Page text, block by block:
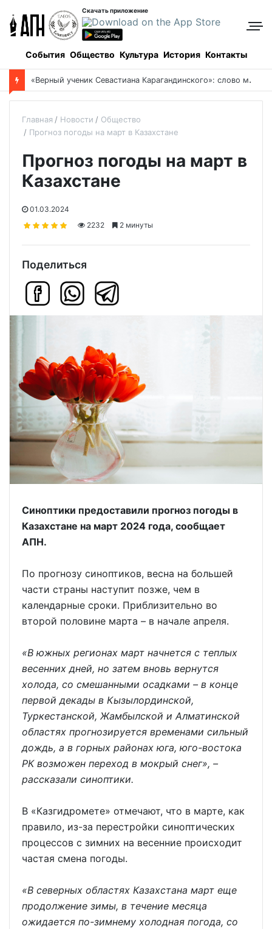
Скачать приложение
События Общество Культура История Контакты
Боровое: когда и как все начиналось, и кто все начинал
Главная Новости
Общество
Прогноз погоды на март в Казахстане
Прогноз погоды на март в
Казахстане
01.03.2024
2232
2 минуты
Поделиться
Синоптики предоставили прогноз погоды в
Казахстане на март 2024 года, сообщает
АПН.
По прогнозу синоптиков, весна на большей
части страны наступит позже, чем в
календарные сроки. Приблизительно во
второй половине марта – в начале апреля.
«В южных регионах март начнется с теплых
весенних дней, но затем вновь вернутся
холода, со смешанными осадками – в конце
первой декады в Кызылординской,
Туркестанской, Жамбылской и Алматинской
областях прогнозируется временами сильный
дождь, а в горных районах юга, юго-востока
РК возможен переход в мокрый снег», –
рассказали синоптики.
В «Казгидромете» отмечают, что в марте, как
правило, из-за перестройки синоптических
процессов с зимних на весенние происходит
частая смена погоды.
«В северных областях Казахстана март еще
продолжение зимы, в течение месяца
ожидается по-зимнему холодная погода, со